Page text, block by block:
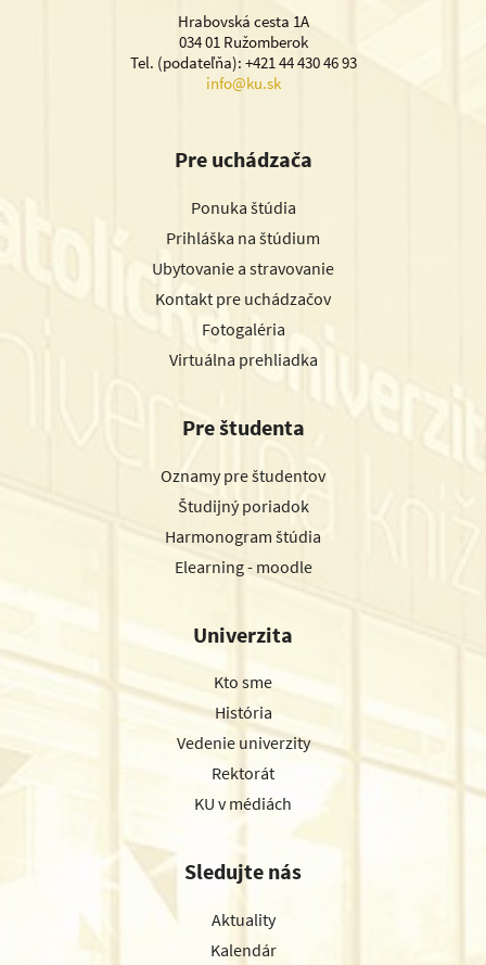
Hrabovská cesta 1A
034 01 Ružomberok
Tel. (podateľňa): +421 44 430 46 93
info@ku.sk
Pre uchádzača
Ponuka štúdia
Prihláška na štúdium
Ubytovanie a stravovanie
Kontakt pre uchádzačov
Fotogaléria
Virtuálna prehliadka
Pre študenta
Oznamy pre študentov
Študijný poriadok
Harmonogram štúdia
Elearning - moodle
Univerzita
Kto sme
História
Vedenie univerzity
Rektorát
KU v médiách
Sledujte nás
Aktuality
Kalendár